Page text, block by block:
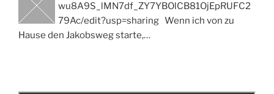
wu8A9S_lMN7df_ZY7YBOlCB81OjEpRUFC2
79Ac/edit?usp=sharing Wenn ich von zu
Hause den Jakobsweg starte,…